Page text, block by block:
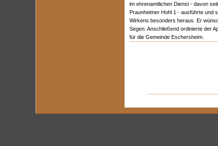
im ehrenamtlichen Dienst - davon
Praunheimer Hohl 1 - ausführte und
Wirkens besonders heraus. Er
Segen. Anschließend ordinierte der
für die Gemeinde Eschersheim.